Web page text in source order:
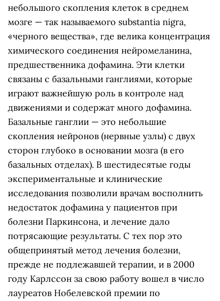
небольшого скопления клеток в среднем
мозге — так называемого substantia nigra,
«черного вещества», где велика концентрация
химического соединения нейромеланина,
предшественника дофамина. Эти клетки
связаны с базальными ганглиями, которые
играют важнейшую роль в контроле над
движениями и содержат много дофамина.
Базальные ганглии — это небольшие
скопления нейронов (нервные узлы) с двух
сторон глубоко в основании мозга (в его
базальных отделах). В шестидесятые годы
экспериментальные и клинические
исследования позволили врачам восполнить
недостаток дофамина у пациентов при
болезни Паркинсона, и лечение дало
потрясающие результаты. С тех пор это
общепринятый метод лечения болезни,
прежде не подлежавшей терапии, и в 2000
году Карлссон за свою работу вошел в число
лауреатов Нобелевской премии по